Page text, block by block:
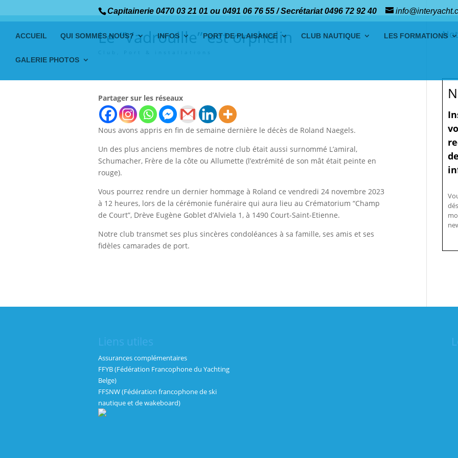
Capitainerie 0470 03 21 01 ou 0491 06 76 55 / Secrétariat 0496 72 92 40
ACCUEIL QUI SOMMES NOUS? INFOS PORT DE PLAISANCE CLUB NAUTIQUE LES FORMATIONS
GALERIE PHOTOS
Le “Vadrouille” est orphelin
Partager sur les réseaux
Nous avons appris en fin de semaine dernière le décès de Roland Naegels.
Un des plus anciens membres de notre club était aussi surnommé L’amiral,
Schumacher, Frère de la côte ou Allumette (l’extrémité de son mât était peinte en
rouge).
Vous pourrez rendre un dernier hommage à Roland ce vendredi 24 novembre 2023
à 12 heures, lors de la cérémonie funéraire qui aura lieu au Crématorium “Champ
de Court”, Drève Eugène Goblet d’Alviela 1, à 1490 Court-Saint-Etienne.
Notre club transmet ses plus sincères condoléances à sa famille, ses amis et ses
fidèles camarades de port.
Liens utiles
Assurances complémentaires
FFYB (Fédération Francophone du Yachting
Belge)
FFSNW (Fédération francophone de ski
nautique et de wakeboard)